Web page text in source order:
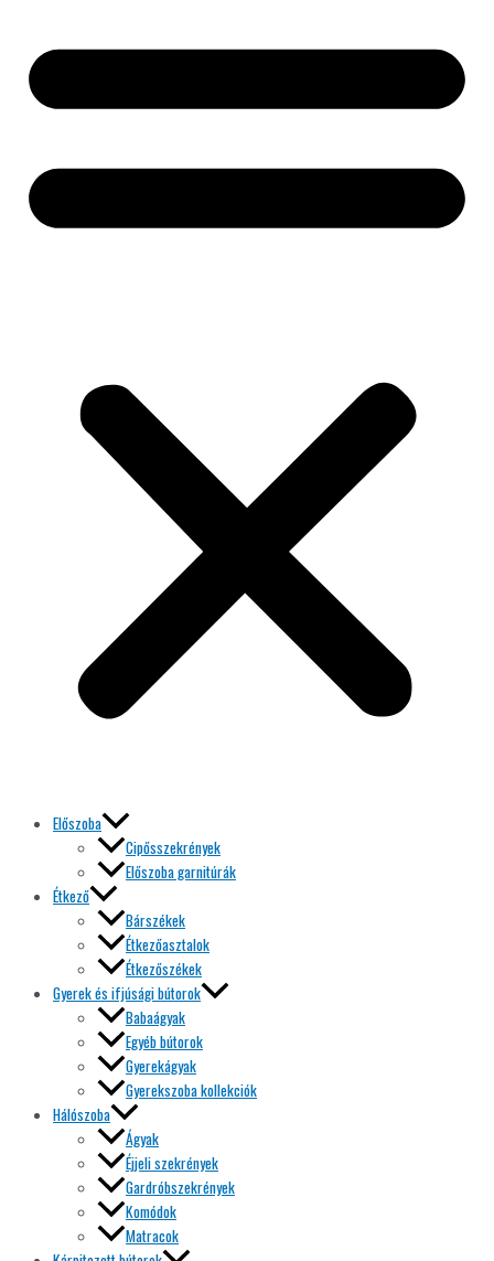
Előszoba
Cipősszekrények
Előszoba garnitúrák
Étkező
Bárszékek
Étkezőasztalok
Étkezőszékek
Gyerek és ifjúsági bútorok
Babaágyak
Egyéb bútorok
Gyerekágyak
Gyerekszoba kollekciók
Hálószoba
Ágyak
Éjjeli szekrények
Gardróbszekrények
Komódok
Matracok